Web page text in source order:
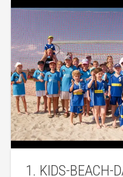
1. KIDS-BEACH-